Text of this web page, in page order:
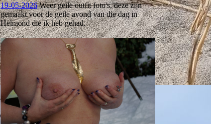
19-05-2026Weer geile outfit foto's, deze zijn
gemaakt voor de geile avond van die dag in
Helmond die ik heb gehad.